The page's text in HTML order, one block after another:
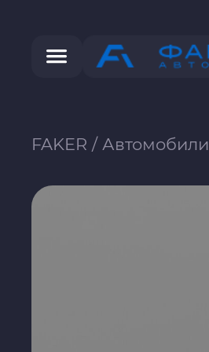
FAKER / Автомобили